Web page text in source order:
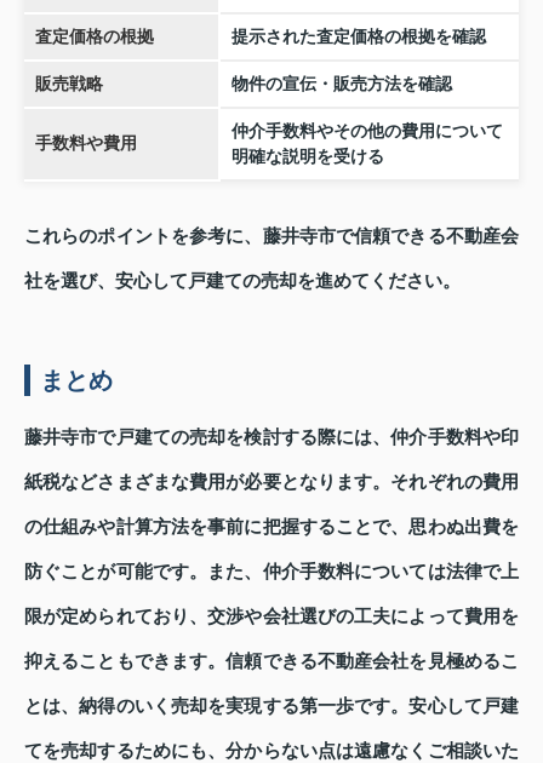
査定価格の根拠 提示された査定価格の根拠を確認
販売戦略 物件の宣伝・販売方法を確認
手数料や費用
仲介手数料やその他の費用について
明確な説明を受ける
これらのポイントを参考に、藤井寺市で信頼できる不動産会
社を選び、安心して戸建ての売却を進めてください。
まとめ
藤井寺市で戸建ての売却を検討する際には、仲介手数料や印
紙税などさまざまな費用が必要となります。それぞれの費用
の仕組みや計算方法を事前に把握することで、思わぬ出費を
防ぐことが可能です。また、仲介手数料については法律で上
限が定められており、交渉や会社選びの工夫によって費用を
抑えることもできます。信頼できる不動産会社を見極めるこ
とは、納得のいく売却を実現する第一歩です。安心して戸建
てを売却するためにも、分からない点は遠慮なくご相談いた